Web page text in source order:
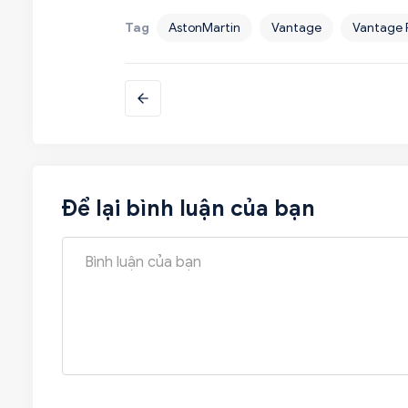
Tag AstonMartin Vantage Vantage
Để lại bình luận của bạn